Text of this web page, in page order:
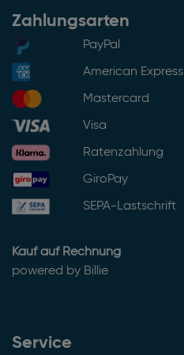
Zahlungsarten
PayPal
American Express
Mastercard
Visa
Ratenzahlung
GiroPay
SEPA-Lastschrift
Kauf auf Rechnung
powered by Billie
Service